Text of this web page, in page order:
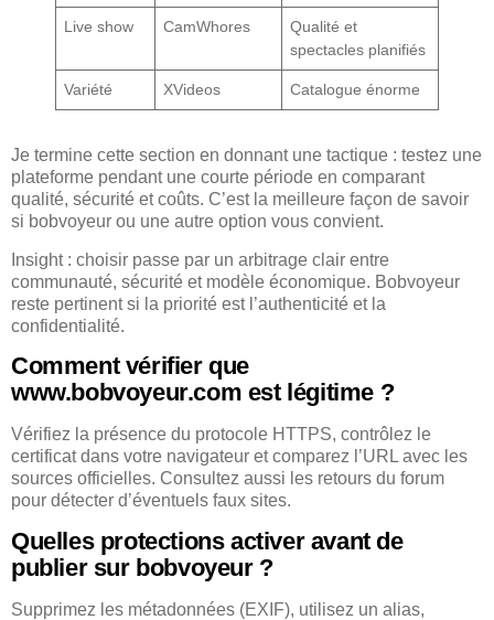
Live show CamWhores
Qualité et
spectacles planifiés
Variété XVideos Catalogue énorme
Je termine cette section en donnant une tactique : testez une
plateforme pendant une courte période en comparant
qualité, sécurité et coûts. C’est la meilleure façon de savoir
si bobvoyeur ou une autre option vous convient.
Insight : choisir passe par un arbitrage clair entre
communauté, sécurité et modèle économique. Bobvoyeur
reste pertinent si la priorité est l’authenticité et la
confidentialité.
Comment vérifier que
www.bobvoyeur.com est légitime ?
Vérifiez la présence du protocole HTTPS, contrôlez le
certificat dans votre navigateur et comparez l’URL avec les
sources officielles. Consultez aussi les retours du forum
pour détecter d’éventuels faux sites.
Quelles protections activer avant de
publier sur bobvoyeur ?
Supprimez les métadonnées (EXIF), utilisez un alias,